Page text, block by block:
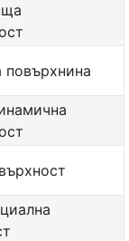
повърхнина